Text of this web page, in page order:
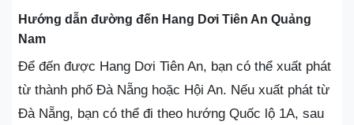
Hướng dẫn đường đến Hang Dơi Tiên An Quảng
Nam
Để đến được Hang Dơi Tiên An, bạn có thể xuất phát
từ thành phố Đà Nẵng hoặc Hội An. Nếu xuất phát từ
Đà Nẵng, bạn có thể đi theo hướng Quốc lộ 1A, sau